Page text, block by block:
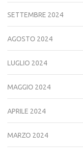
SETTEMBRE 2024
AGOSTO 2024
LUGLIO 2024
MAGGIO 2024
APRILE 2024
MARZO 2024